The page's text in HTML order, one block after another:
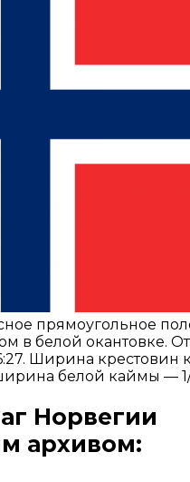
прямоугольное
в белой окантовке.
Ширина крестовин
белой каймы —
Норвегии
архивом: